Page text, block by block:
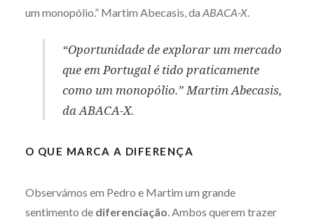
um monopólio.” Martim Abecasis, da ABACA-X.
“Oportunidade de explorar um mercado
que em Portugal é tido praticamente
como um monopólio.” Martim Abecasis,
daABACA-X.
O QUE MARCA A DIFERENÇA
Observámos em Pedro e Martim um grande
sentimento de diferenciação. Ambos querem trazer